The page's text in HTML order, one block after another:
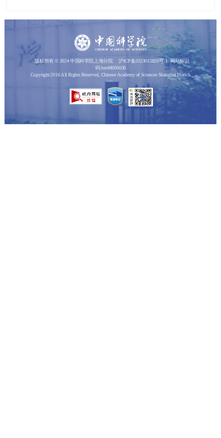
版权所有 © 2024 中国科学院上海分院 沪ICP备2023015820号-1 网站标识
码:bm48000030
Copyright 2016 All Rights Reserved, Chinese Academy of Sciences Shanghai Branch